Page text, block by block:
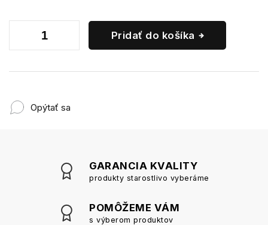
Pridať do košíka
Opýtať sa
GARANCIA KVALITY
produkty starostlivo vyberáme
POMÔŽEME VÁM
s výberom produktov